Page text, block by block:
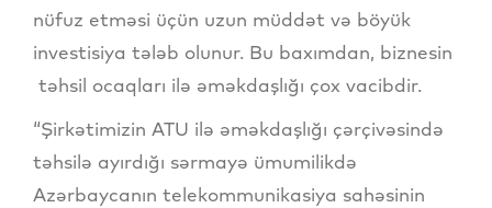
nüfuz etməsi üçün uzun müddət və böyük
investisiya tələb olunur. Bu baxımdan, biznesin
təhsil ocaqları ilə əməkdaşlığı çox vacibdir.
“Şirkətimizin ATU ilə əməkdaşlığı çərçivəsində
təhsilə ayırdığı sərmayə ümumilikdə
Azərbaycanın telekommunikasiya sahəsinin